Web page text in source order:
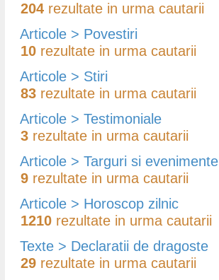
204 rezultate in urma cautarii
Articole > Povestiri
10 rezultate in urma cautarii
Articole > Stiri
83 rezultate in urma cautarii
Articole > Testimoniale
3 rezultate in urma cautarii
Articole > Targuri si evenimente
9 rezultate in urma cautarii
Articole > Horoscop zilnic
1210 rezultate in urma cautarii
Texte > Declaratii de dragoste
29 rezultate in urma cautarii